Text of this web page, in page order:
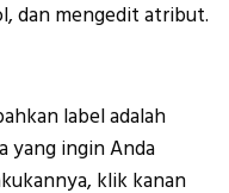
dan mengedit atribut.
label adalah
yang ingin Anda
klik kanan